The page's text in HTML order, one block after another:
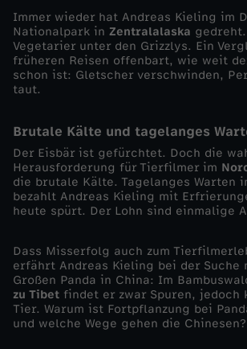
e
r
B
ä
r
e
n
m
a
Immer wieder hat Andreas Kieling im
Nationalpark in Zentralalaska
Vegetarier unter den Grizzlys. Ein
früheren Reisen offenbart, wie weit
schon ist: Gletscher verschwinden,
taut.
Brutale Kälte und tagelanges
Der Eisbär ist gefürchtet. Doch die
Herausforderung für Tierfilmer im
die brutale Kälte. Tagelanges Warten
bezahlt Andreas Kieling mit
heute spürt. Der Lohn sind einmalige
Dass Misserfolg auch zum
erfährt Andreas Kieling bei der Suche
Großen Panda in China: Im
zu Tibet findet er zwar Spuren, jedoch
Tier. Warum ist Fortpflanzung bei
und welche Wege gehen die Chinesen?